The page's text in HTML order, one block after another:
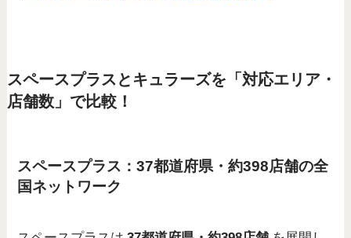
スペースプラスとキュラーズを「対応エリア・
店舗数」で比較！
スペースプラス：37都道府県・約398店舗の全
国ネットワーク